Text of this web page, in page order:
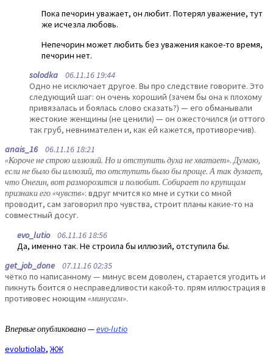
Пока печорин уважает, он любит. Потерял уважение, тут
же исчезла любовь.
Непечорин может любить без уважения какое-то время,
печорин нет.
solodka 06.11.16 19:44
Одно не исключает другое. Вы про следствие говорите. Это
следующий шаг: он очень хороший (зачем бы она к плохому
привязалась и боялась слово сказать?) — его обманывали
жестокие женщины (не ценили) — он ожесточился (и оттого
так груб, невнимателен и, как ей кажется, противоречив).
anais_1606.11.16 18:21
«Короче не строю иллюзий. Но и отступить духа не хватает». Думаю,
если не было бы иллюзий, то отступить было бы проще. А так думает,
что Онегин, вот разморозится и полюбит. Собирает по крупицам
признаки его «чувств»: вдруг мчится ко мне и сутки со мной
проводит, сам заговорил про чувства, строит планы какие-то на
совместный досуг.
evo_lutio06.11.16 18:56
Да, именно так. Не строила бы иллюзий, отступила бы.
get_job_done 07.11.16 02:35
чётко по написанному — минус всем доволен, старается угодить и
пикнуть боится о несправедливости какой-то. прям иллюстрация в
противовес ноющим «минусам».
Впервые опубликовано —evo-lutio
evolutiolab,ЖЖ